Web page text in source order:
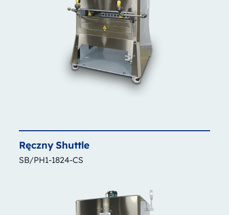
RęcznyShuttle
SB/PH1-1824-CS